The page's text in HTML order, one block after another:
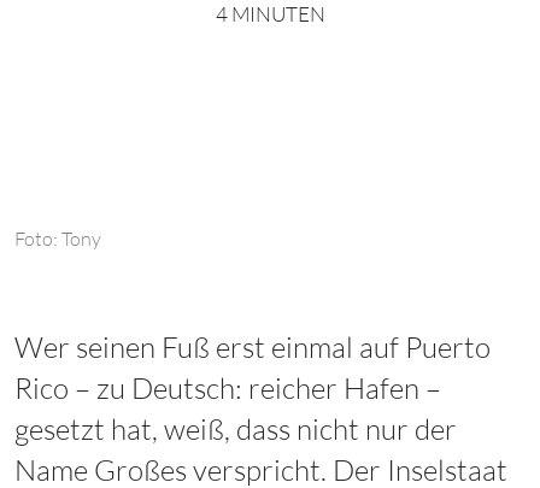
4 MINUTEN
Foto: Tony
Wer seinen Fuß erst einmal auf Puerto
Rico – zu Deutsch: reicher Hafen –
gesetzt hat, weiß, dass nicht nur der
Name Großes verspricht. Der Inselstaat